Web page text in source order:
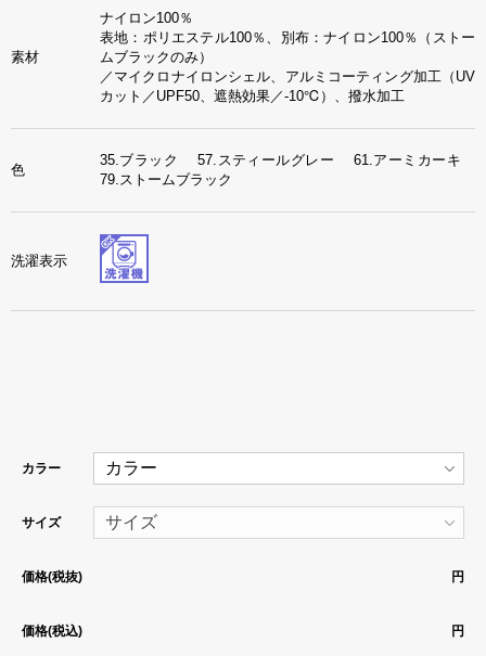
素材
ナイロン100％
表地：ポリエステル100％、別布：ナイロン100％（ストー
ムブラックのみ）
／マイクロナイロンシェル、アルミコーティング加工（UV
カット／UPF50、遮熱効果／-10℃）、撥水加工
色
35.ブラック 57.スティールグレー 61.アーミカーキ
79.ストームブラック
洗濯表示
カラー
サイズ
価格(税抜) 円
価格(税込) 円